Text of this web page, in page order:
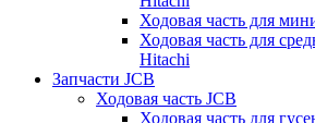
Ходовая часть для
Ходовая часть для
Hitachi
Запчасти JCB
Ходовая часть JCB
Ходовая часть для